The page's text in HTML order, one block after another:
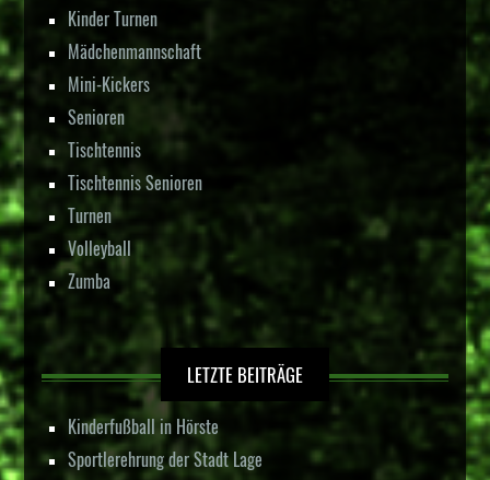
Kinder Turnen
Mädchenmannschaft
Mini-Kickers
Senioren
Tischtennis
Tischtennis Senioren
Turnen
Volleyball
Zumba
LETZTE BEITRÄGE
Kinderfußball in Hörste
Sportlerehrung der Stadt Lage